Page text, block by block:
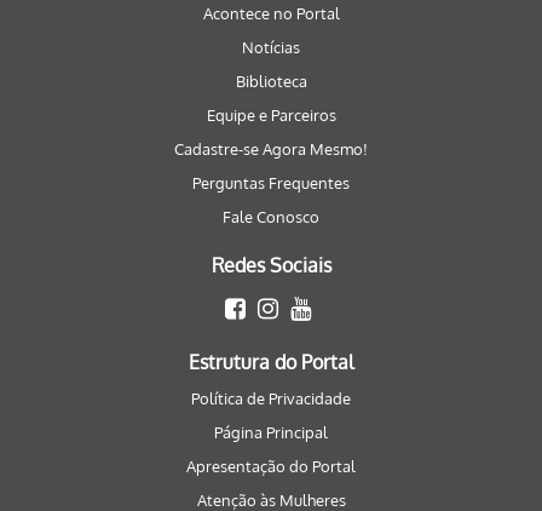
Acontece no Portal
Notícias
Biblioteca
Equipe e Parceiros
Cadastre-se Agora Mesmo!
Perguntas Frequentes
Fale Conosco
Redes Sociais
Estrutura do Portal
Política de Privacidade
Página Principal
Apresentação do Portal
Atenção às Mulheres